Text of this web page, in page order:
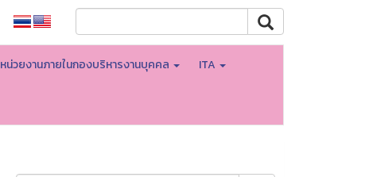
หน่วยงานภายในกองบริหารงานบุคคล ITA